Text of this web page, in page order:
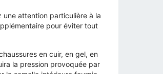
une attention particulière à la
pour éviter tout
en cuir, en gel, en
la pression provoquée par